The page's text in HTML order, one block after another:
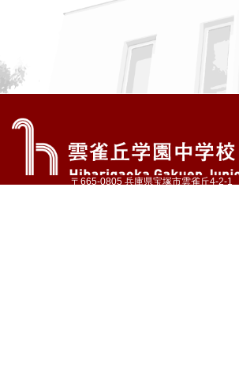
〒665-0805 兵庫県宝塚市雲雀丘4-2-1